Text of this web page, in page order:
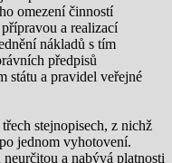
omezení činností
a realizací
nákladů s tím
předpisů
státu a pravidel veřejné
stejnopisech, z nichž
jednom vyhotovení.
a nabývá platnosti